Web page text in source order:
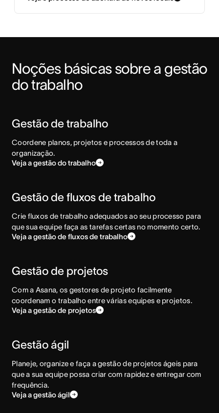
Noções básicas sobre a gestão
do trabalho
Gestão de trabalho
Coordene planos, projetos e processos de toda a
organização.
Veja a gestão do trabalho
Gestão de fluxos de trabalho
Crie fluxos de trabalho adequados ao seu processo para
que sua equipe faça as tarefas certas no momento certo.
Veja a gestão de fluxos de trabalho
Gestão de projetos
Com a Asana, os gestores de projeto facilmente
coordenam o trabalho entre várias equipes e projetos.
Veja a gestão de projetos
Gestão ágil
Planeje, organize e faça a gestão de projetos ágeis para
que a sua equipe possa criar com rapidez e entregar com
frequência.
Veja a gestão ágil